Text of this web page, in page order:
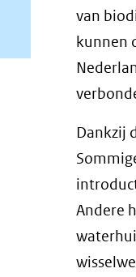
van
kunnen
Dankzij
Andere